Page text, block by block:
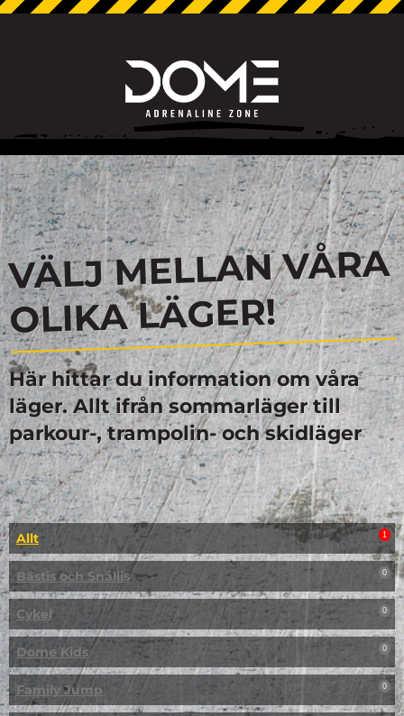
VÄLJ MELLAN VÅRA
OLIKA LÄGER!
Här hittar du information om våra
läger. Allt ifrån sommarläger till
parkour-, trampolin- och skidläger
Allt 1
Bästis och Snällis 0
Cykel 0
Dome Kids 0
Family Jump 0